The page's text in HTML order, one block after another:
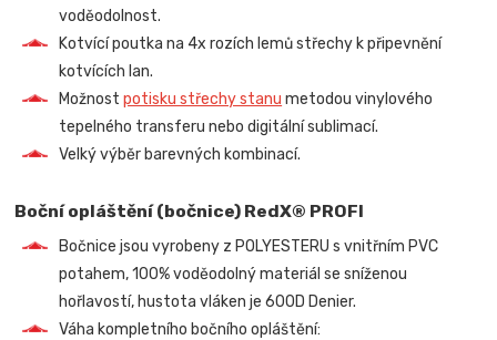
voděodolnost.
Kotvící poutka na 4x rozích lemů střechy k připevnění
kotvících lan.
Možnostpotisku střechy stanu metodou vinylového
tepelného transferu nebo digitální sublimací.
Velký výběr barevných kombinací.
Boční opláštění (bočnice) RedX® PROFI
Bočnice jsou vyrobeny z POLYESTERU s vnitřním PVC
potahem, 100% voděodolný materiál se sníženou
hořlavostí, hustota vláken je 600D Denier.
Váha kompletního bočního opláštění: